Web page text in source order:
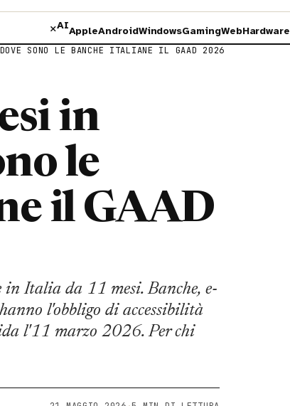
×AIAppleAndroidWindowsGamingWebHardware
SONO LE BANCHE ITALIANE IL GAAD 2026
in
le
il GAAD
Italia da 11 mesi. Banche, e-
l'obbligo di accessibilità
l'11 marzo 2026. Per chi